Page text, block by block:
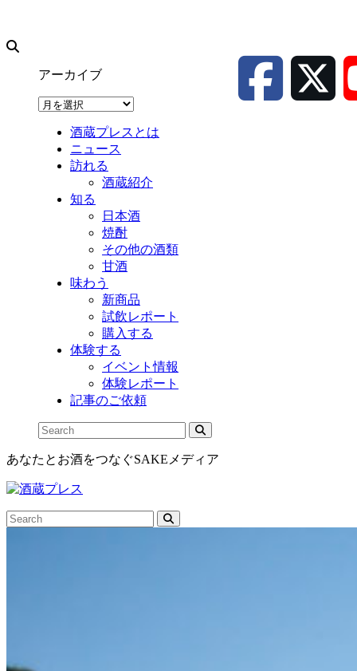
アーカイブ
ア
酒蔵プレスとは
ニュース
訪れる
酒蔵紹介
知る
日本酒
焼酎
その他の酒類
甘酒
味わう
新商品
試飲レポート
購入する
体験する
イベント情報
体験レポート
記事のご依頼
あなたとお酒をつなぐSAKEメディア